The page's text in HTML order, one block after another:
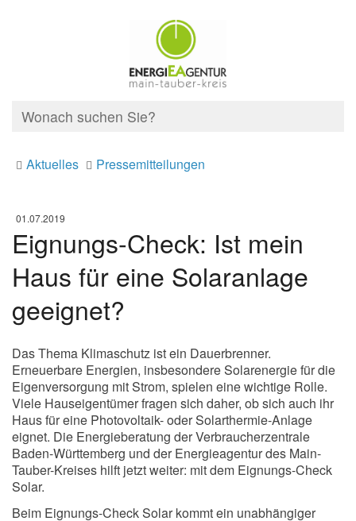
Aktuelles Pressemitteilungen
01.07.2019
Eignungs-Check: Ist mein
Haus für eine Solaranlage
geeignet?
Das Thema Klimaschutz ist ein Dauerbrenner.
Erneuerbare Energien, insbesondere Solarenergie für die
Eigenversorgung mit Strom, spielen eine wichtige Rolle.
Viele Hauseigentümer fragen sich daher, ob sich auch ihr
Haus für eine Photovoltaik- oder Solarthermie-Anlage
eignet. Die Energieberatung der Verbraucherzentrale
Baden-Württemberg und der Energieagentur des Main-
Tauber-Kreises hilft jetzt weiter: mit dem Eignungs-Check
Solar.
Beim Eignungs-Check Solar kommt ein unabhängiger